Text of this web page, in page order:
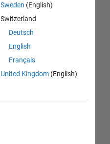
Sweden (English)
Switzerland
Deutsch
English
Français
United Kingdom(English)